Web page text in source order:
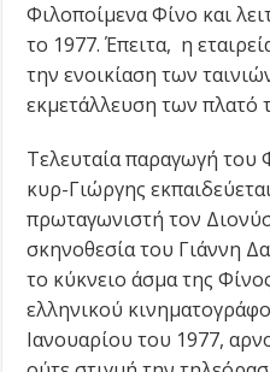
Φιλοποίμενα Φίνο και
το 1977. Έπειτα, η
την ενοικίαση των
εκμετάλλευση των πλατό
Τελευταία παραγωγή του
κυρ-Γιώργης
πρωταγωνιστή τον
σκηνοθεσία του Γιάννη
το κύκνειο άσμα της
ελληνικού
Ιανουαρίου του 1977,